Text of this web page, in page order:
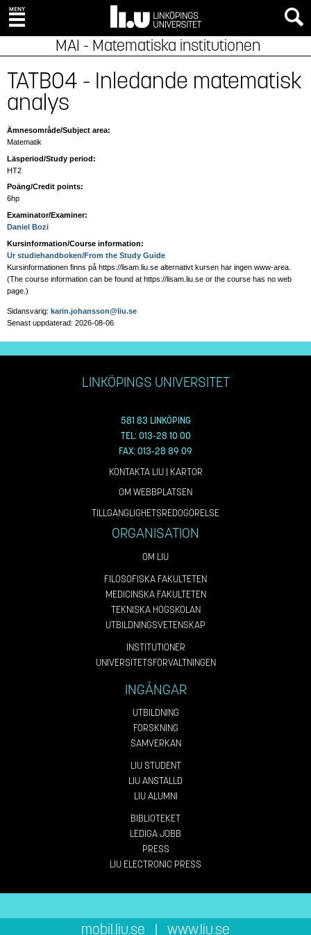
MAI - Matematiska institutionen
TATB04 - Inledande matematisk
analys
Ämnesområde/Subject area:
Matematik
Läsperiod/Study period:
HT2
Poäng/Credit points:
6hp
Examinator/Examiner:
Daniel Bozi
Kursinformation/Course information:
Ur studiehandboken/From the Study Guide
Kursinformationen finns på https://lisam.liu.se alternativt kursen har ingen www-area.
(The course information can be found at https://lisam.liu.se or the course has no web
page .)
Sidansvarig: karin.johansson@liu.se
Senast uppdaterad: 2026-08-06
LINKÖPINGS UNIVERSITET
581 83 LINKÖPING
TEL: 013-28 10 00
FAX: 013-28 89 09
KONTAKTA LIU| KARTOR
OM WEBBPLATSEN
TILLGÄNGLIGHETSREDOGÖRELSE
ORGANISATION
OM LIU
FILOSOFISKA FAKULTETEN
MEDICINSKA FAKULTETEN
TEKNISKA HÖGSKOLAN
UTBILDNINGSVETENSKAP
INSTITUTIONER
UNIVERSITETSFÖRVALTNINGEN
INGÅNGAR
UTBILDNING
FORSKNING
SAMVERKAN
LIU STUDENT
LIU ANSTÄLLD
LIU ALUMNI
BIBLIOTEKET
LEDIGA JOBB
PRESS
LIU ELECTRONIC PRESS
mobil.liu.se www.liu.se